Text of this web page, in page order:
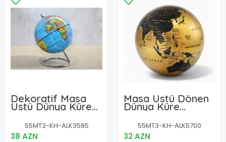
Dekoratif Masa
Üstü Dünya Küre
Alk3585
55MT3-KH-ALK3585
38 AZN
Masa Üstü Dönen
Dünya Küre
Alk1330 Alk5700
55MT3-KH-ALK5700
32 AZN